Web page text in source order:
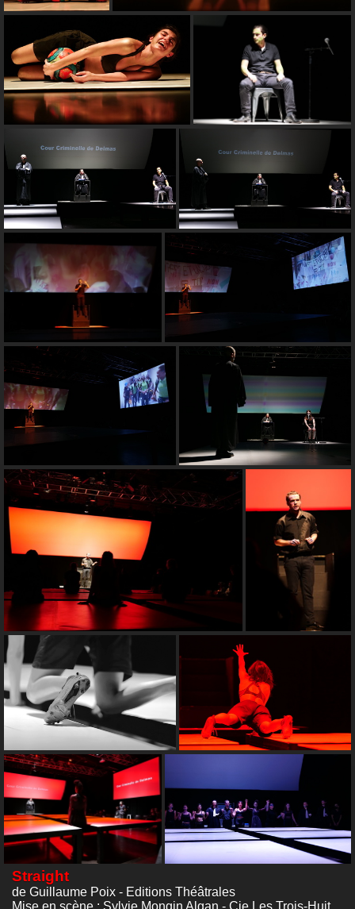
Straight
de Guillaume Poix - Editions Théâtrales
Mise en scène : Sylvie Mongin Algan - Cie Les Trois-Huit